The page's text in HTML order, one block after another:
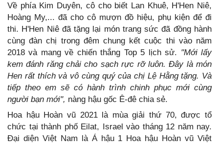
Về phía Kim Duyên, cô cho biết Lan Khuê, H'Hen Niê,
Hoàng My,... đã cho cô mượn đồ hiệu, phụ kiện để đi
thi. H'Hen Niê đã tặng lại món trang sức đã đồng hành
cùng đàn chị trong đêm chung kết cuộc thi vào năm
2018 và mang về chiến thắng Top 5 lịch sử. "Mới lấy
kem đánh răng chải cho sạch rực rỡ luôn. Đây là món
Hen rất thích và vô cùng quý của chị Lệ Hằng tặng. Và
tiếp theo em sẽ có hành trình chinh phục mới cùng
người bạn mới", nàng hậu gốc Ê-đê chia sẻ.
Hoa hậu Hoàn vũ 2021 là mùa giải thứ 70, được tổ
chức tại thành phố Eilat, Israel vào tháng 12 năm nay.
Đại diện Việt Nam là Á hậu 1 Hoa hậu Hoàn vũ Việt